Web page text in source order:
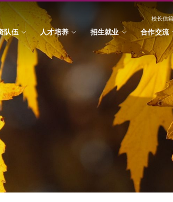
校长信箱
队伍 人才培养 招生就业 合作交流